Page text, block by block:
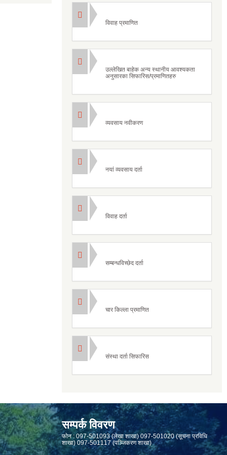
विवाह प्रमाणित
उल्लेखित बाहेक अन्य स्थानीय आवश्यकता
अनुसारका सिफारिस/प्रमाणितहरु
व्यवसाय नवीकरण
नयां व्यवसाय दर्ता
विवाह दर्ता
सम्बन्धविच्छेद दर्ता
चार किल्ला प्रमाणित
संस्था दर्ता सिफारिस
सम्पर्क विवरण
फाेन : 097-501093 (लेखा शाखा) 097-501020 (सूचना प्रविधि
शाखा) 097-501117 (पञ्जिकरण शाखा)